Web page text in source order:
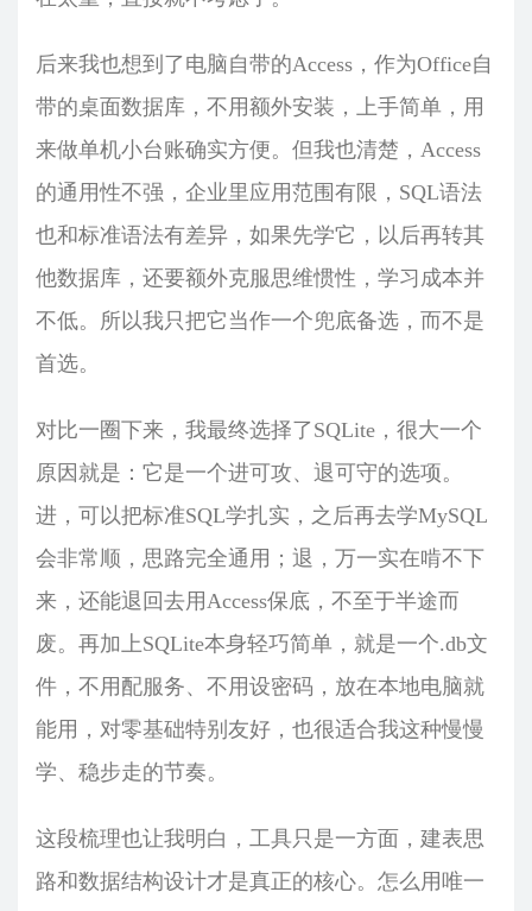
后来我也想到了电脑自带的Access，作为Office自
带的桌面数据库，不用额外安装，上手简单，用
来做单机小台账确实方便。但我也清楚，Access
的通用性不强，企业里应用范围有限，SQL语法
也和标准语法有差异，如果先学它，以后再转其
他数据库，还要额外克服思维惯性，学习成本并
不低。所以我只把它当作一个兜底备选，而不是
首选。
对比一圈下来，我最终选择了SQLite，很大一个
原因就是：它是一个进可攻、退可守的选项。
进，可以把标准SQL学扎实，之后再去学MySQL
会非常顺，思路完全通用；退，万一实在啃不下
来，还能退回去用Access保底，不至于半途而
废。再加上SQLite本身轻巧简单，就是一个.db文
件，不用配服务、不用设密码，放在本地电脑就
能用，对零基础特别友好，也很适合我这种慢慢
学、稳步走的节奏。
这段梳理也让我明白，工具只是一方面，建表思
路和数据结构设计才是真正的核心。怎么用唯一